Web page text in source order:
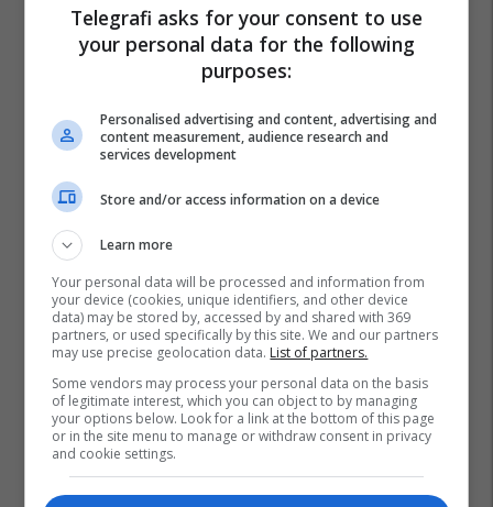
Telegrafi asks for your consent to use
your personal data for the following
purposes:
Personalised advertising and content, advertising and
content measurement, audience research and
services development
Store and/or access information on a device
Learn more
Your personal data will be processed and information from
your device (cookies, unique identifiers, and other device
data) may be stored by, accessed by and shared with 369
partners, or used specifically by this site. We and our partners
may use precise geolocation data. List of partners.
Some vendors may process your personal data on the basis
of legitimate interest, which you can object to by managing
your options below. Look for a link at the bottom of this page
or in the site menu to manage or withdraw consent in privacy
and cookie settings.